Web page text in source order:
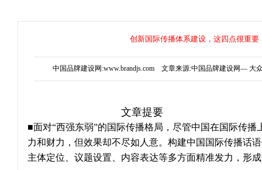
创新国际传播体系建设，这四点很重要
中国品牌建设网:www.brandjs.com 文章来源:中国品牌建设网— 大
文章提要
■面对“西强东弱”的国际传播格局，尽管中国在国际传播
力和财力，但效果却不尽如人意。构建中国国际传播话
主体定位、议题设置、内容表达等多方面精准发力，形